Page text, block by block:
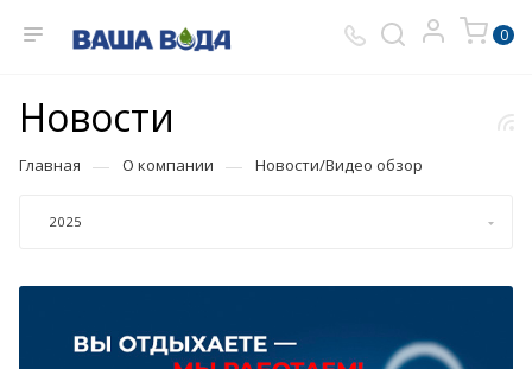
0
Новости
Главная — О компании — Новости/Видео обзор
2025